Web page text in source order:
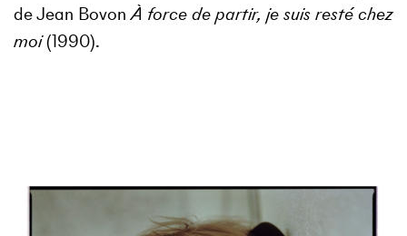
de Jean BovonÀ force de partir, je suis resté chez
moi(1990).